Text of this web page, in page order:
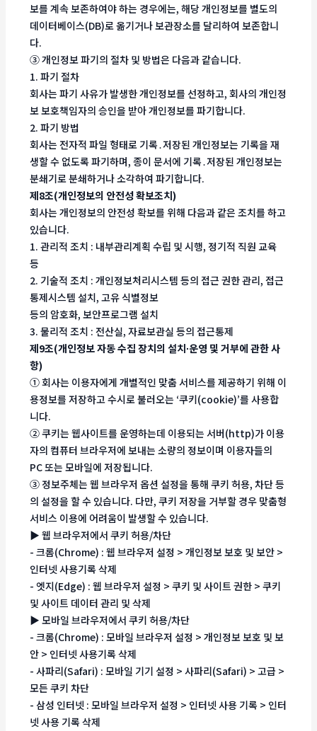
보를 계속 보존하여야 하는 경우에는, 해당 개인정보를 별도의
데이터베이스(DB)로 옮기거나 보관장소를 달리하여 보존합니
다.
③ 개인정보 파기의 절차 및 방법은 다음과 같습니다.
1. 파기 절차
회사는 파기 사유가 발생한 개인정보를 선정하고, 회사의 개인정
보 보호책임자의 승인을 받아 개인정보를 파기합니다.
2. 파기 방법
회사는 전자적 파일 형태로 기록․저장된 개인정보는 기록을 재
생할 수 없도록 파기하며, 종이 문서에 기록․저장된 개인정보는
분쇄기로 분쇄하거나 소각하여 파기합니다.
제8조(개인정보의 안전성 확보조치)
회사는 개인정보의 안전성 확보를 위해 다음과 같은 조치를 하고
있습니다.
1. 관리적 조치 : 내부관리계획 수립 및 시행, 정기적 직원 교육
등
2. 기술적 조치 : 개인정보처리시스템 등의 접근 권한 관리, 접근
통제시스템 설치, 고유 식별정보
등의 암호화, 보안프로그램 설치
3. 물리적 조치 : 전산실, 자료보관실 등의 접근통제
제9조(개인정보 자동 수집 장치의 설치∙운영 및 거부에 관한 사
항)
① 회사는 이용자에게 개별적인 맞춤 서비스를 제공하기 위해 이
용정보를 저장하고 수시로 불러오는 ‘쿠키(cookie)’를 사용합
니다.
② 쿠키는 웹사이트를 운영하는데 이용되는 서버(http)가 이용
자의 컴퓨터 브라우저에 보내는 소량의 정보이며 이용자들의
PC 또는 모바일에 저장됩니다.
③ 정보주체는 웹 브라우저 옵션 설정을 통해 쿠키 허용, 차단 등
의 설정을 할 수 있습니다. 다만, 쿠키 저장을 거부할 경우 맞춤형
서비스 이용에 어려움이 발생할 수 있습니다.
▶ 웹 브라우저에서 쿠키 허용/차단
- 크롬(Chrome) : 웹 브라우저 설정 > 개인정보 보호 및 보안 >
인터넷 사용기록 삭제
- 엣지(Edge) : 웹 브라우저 설정 > 쿠키 및 사이트 권한 > 쿠키
및 사이트 데이터 관리 및 삭제
▶ 모바일 브라우저에서 쿠키 허용/차단
- 크롬(Chrome) : 모바일 브라우저 설정 > 개인정보 보호 및 보
안 > 인터넷 사용기록 삭제
- 사파리(Safari) : 모바일 기기 설정 > 사파리(Safari) > 고급 >
모든 쿠키 차단
- 삼성 인터넷 : 모바일 브라우저 설정 > 인터넷 사용 기록 > 인터
넷 사용 기록 삭제